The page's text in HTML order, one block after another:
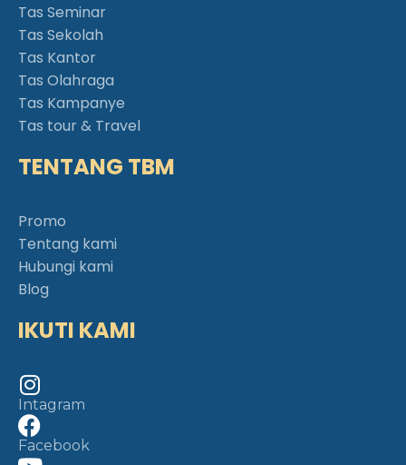
Tas Seminar
Tas Sekolah
Tas Kantor
Tas Olahraga
Tas Kampanye
Tas tour & Travel
TENTANG TBM
Promo
Tentang kami
Hubungi kami
Blog
IKUTI KAMI
Intagram
Facebook